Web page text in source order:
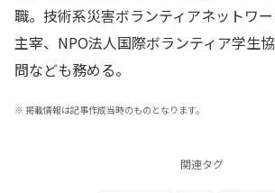
職。技術系災害ボランティアネットワー
主宰、NPO法人国際ボランティア学生協
問なども務める。
※ 掲載情報は記事作成当時のものとなります。
関連タグ